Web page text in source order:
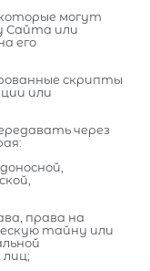
могут
Сайта или
его
скрипты
или
через
права на
тайну или